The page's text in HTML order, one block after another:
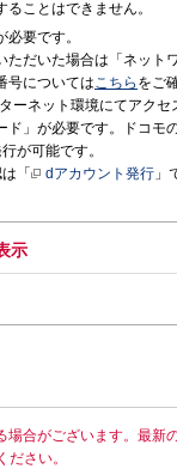
ことはできません。
要です。
ただいた場合は「ネット
号についてはこちら をご
ーネット環境にてアクセ
ド」が必要です。ドコモ
が可能です。
「
dアカウント発行 」
示
場合がございます。最新
ださい。